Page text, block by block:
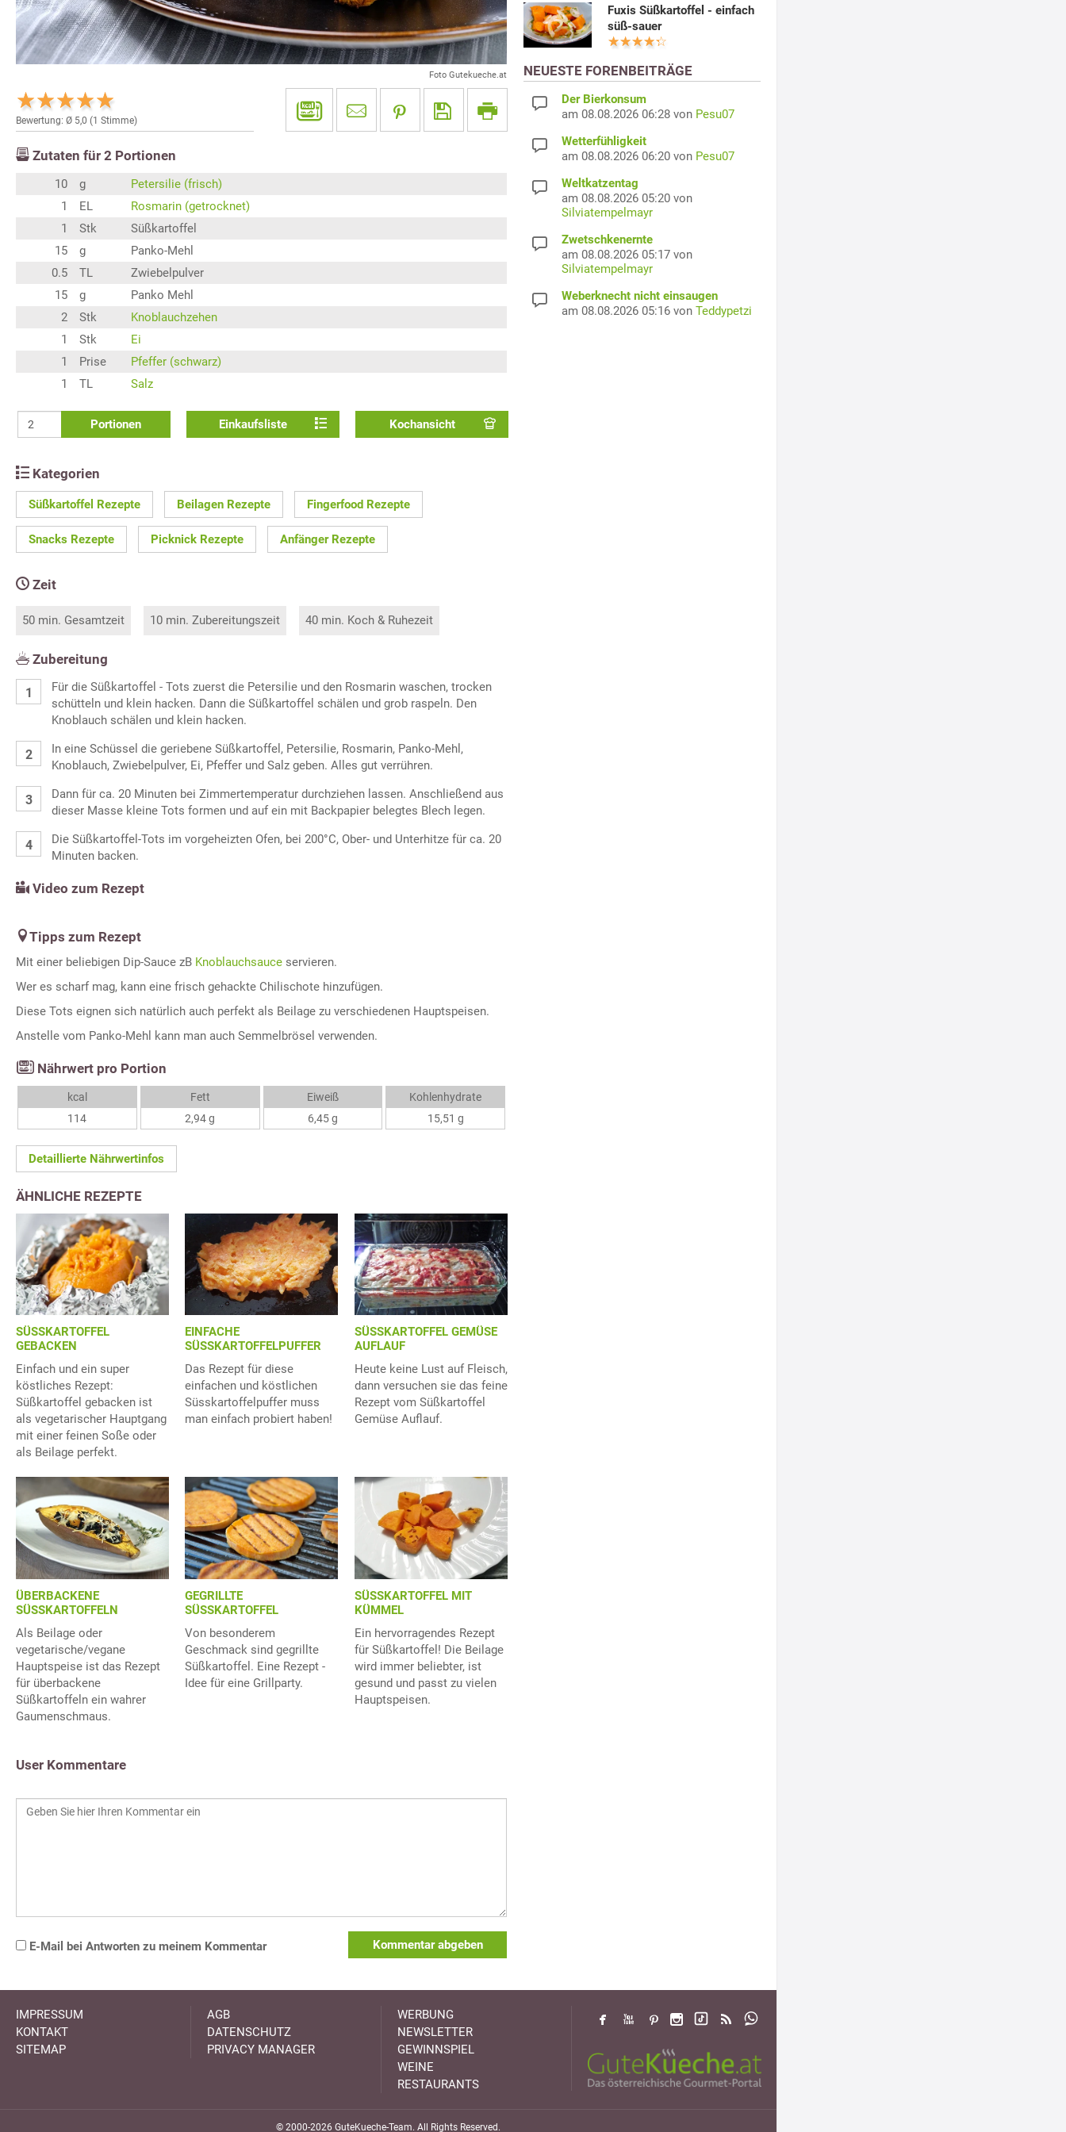
Foto Gutekueche.at
Bewertung: Ø 5,0 (1 Stimme)
Zutaten für 2 Portionen
10 g
Petersilie (frisch)
1
EL
Rosmarin (getrocknet)
1
Stk
Süßkartoffel
15
g
Panko-Mehl
0.5
TL
Zwiebelpulver
15
g
Panko Mehl
2
Stk
Knoblauchzehen
1
Stk
Ei
1
Prise
Pfeffer (schwarz)
1
TL Salz
Portionen Einkaufsliste Kochansicht
Kategorien
Süßkartoffel Rezepte Beilagen Rezepte Fingerfood Rezepte
Snacks Rezepte Picknick Rezepte Anfänger Rezepte
Zeit
50 min. Gesamtzeit 10 min. Zubereitungszeit 40 min. Koch & Ruhezeit
Zubereitung
Für die Süßkartoffel - Tots zuerst die Petersilie und den Rosmarin waschen, trocken
schütteln und klein hacken. Dann die Süßkartoffel schälen und grob raspeln. Den
Knoblauch schälen und klein hacken.
In eine Schüssel die geriebene Süßkartoffel, Petersilie, Rosmarin, Panko-Mehl,
Knoblauch, Zwiebelpulver, Ei, Pfeffer und Salz geben. Alles gut verrühren.
Dann für ca. 20 Minuten bei Zimmertemperatur durchziehen lassen. Anschließend aus
dieser Masse kleine Tots formen und auf ein mit Backpapier belegtes Blech legen.
Die Süßkartoffel-Tots im vorgeheizten Ofen, bei 200°C, Ober- und Unterhitze für ca. 20
Minuten backen.
Video zum Rezept
Tipps zum Rezept
Mit einer beliebigen Dip-Sauce zB Knoblauchsauce servieren.
Wer es scharf mag, kann eine frisch gehackte Chilischote hinzufügen.
Diese Tots eignen sich natürlich auch perfekt als Beilage zu verschiedenen Hauptspeisen.
Anstelle vom Panko-Mehl kann man auch Semmelbrösel verwenden.
Nährwert pro Portion
kcal
114
Fett
2,94 g
Eiweiß
6,45 g
Kohlenhydrate
15,51 g
Detaillierte Nährwertinfos
ÄHNLICHE REZEPTE
SÜSSKARTOFFEL
GEBACKEN
Einfach und ein super
köstliches Rezept:
Süßkartoffel gebacken ist
als vegetarischer Hauptgang
mit einer feinen Soße oder
als Beilage perfekt.
EINFACHE
SÜSSKARTOFFELPUFFER
Das Rezept für diese
einfachen und köstlichen
Süsskartoffelpuffer muss
man einfach probiert haben!
SÜSSKARTOFFEL GEMÜSE
AUFLAUF
Heute keine Lust auf Fleisch,
dann versuchen sie das feine
Rezept vom Süßkartoffel
Gemüse Auflauf.
ÜBERBACKENE
SÜSSKARTOFFELN
Als Beilage oder
vegetarische/vegane
Hauptspeise ist das Rezept
für überbackene
Süßkartoffeln ein wahrer
Gaumenschmaus.
GEGRILLTE
SÜSSKARTOFFEL
Von besonderem
Geschmack sind gegrillte
Süßkartoffel. Eine Rezept -
Idee für eine Grillparty.
SÜSSKARTOFFEL MIT
KÜMMEL
Ein hervorragendes Rezept
für Süßkartoffel! Die Beilage
wird immer beliebter, ist
gesund und passt zu vielen
Hauptspeisen.
User Kommentare
E-Mail bei Antworten zu meinem Kommentar Kommentar abgeben
Fuxis Süßkartoffel - einfach
süß-sauer
NEUESTE FORENBEITRÄGE
Der Bierkonsum
am 08.08.2026 06:28 von Pesu07
Wetterfühligkeit
am 08.08.2026 06:20 von Pesu07
Weltkatzentag
am 08.08.2026 05:20 von
Silviatempelmayr
Zwetschkenernte
am 08.08.2026 05:17 von
Silviatempelmayr
Weberknecht nicht einsaugen
am 08.08.2026 05:16 von Teddypetzi
IMPRESSUM
KONTAKT
SITEMAP
AGB
DATENSCHUTZ
PRIVACY MANAGER
WERBUNG
NEWSLETTER
GEWINNSPIEL
WEINE
RESTAURANTS
© 2000-2026 GuteKueche-Team. All Rights Reserved.